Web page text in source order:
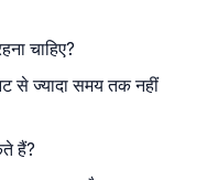
चाहिए?
से ज्यादा समय तक नहीं
हैं?